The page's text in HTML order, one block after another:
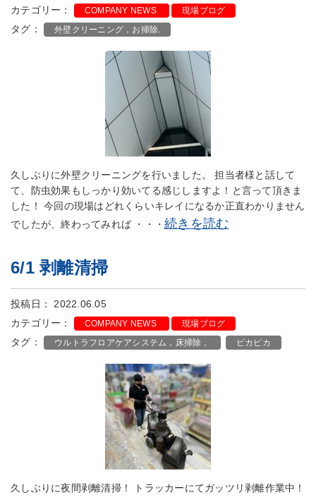
カテゴリー：
COMPANY NEWS 現場ブログ
タグ： 外壁クリーニング，お掃除.
久しぶりに外壁クリーニングを行いました。 担当者様と話して
て、防虫効果もしっかり効いてる感じしますよ！と言って頂きま
した！ 今回の現場はどれくらいキレイになるか正直わかりません
でしたが、終わってみれば ・・・ 続きを読む
6/1 剥離清掃
投稿日： 2022.06.05
カテゴリー：
COMPANY NEWS 現場ブログ
タグ： ウルトラフロアケアシステム，床掃除， ピカピカ
久しぶりに夜間剥離清掃！ トラッカーにてガッツリ剥離作業中！